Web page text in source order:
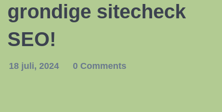
grondige sitecheck
SEO!
18 juli, 2024 0 Comments